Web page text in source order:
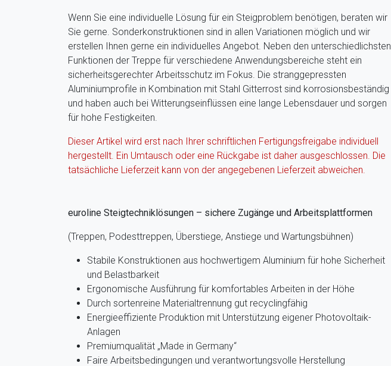
Wenn Sie eine individuelle Lösung für ein Steigproblem benötigen, beraten wir
Sie gerne. Sonderkonstruktionen sind in allen Variationen möglich und wir
erstellen Ihnen gerne ein individuelles Angebot. Neben den unterschiedlichsten
Funktionen der Treppe für verschiedene Anwendungsbereiche steht ein
sicherheitsgerechter Arbeitsschutz im Fokus. Die stranggepressten
Aluminiumprofile in Kombination mit Stahl Gitterrost sind korrosionsbeständig
und haben auch bei Witterungseinflüssen eine lange Lebensdauer und sorgen
für hohe Festigkeiten.
Dieser Artikel wird erst nach Ihrer schriftlichen Fertigungsfreigabe individuell
hergestellt. Ein Umtausch oder eine Rückgabe ist daher ausgeschlossen. Die
tatsächliche Lieferzeit kann von der angegebenen Lieferzeit abweichen.
euroline Steigtechniklösungen – sichere Zugänge und Arbeitsplattformen
(Treppen, Podesttreppen, Überstiege, Anstiege und Wartungsbühnen)
Stabile Konstruktionen aus hochwertigem Aluminium für hohe Sicherheit
und Belastbarkeit
Ergonomische Ausführung für komfortables Arbeiten in der Höhe
Durch sortenreine Materialtrennung gut recyclingfähig
Energieeffiziente Produktion mit Unterstützung eigener Photovoltaik-
Anlagen
Premiumqualität „Made in Germany“
Faire Arbeitsbedingungen und verantwortungsvolle Herstellung